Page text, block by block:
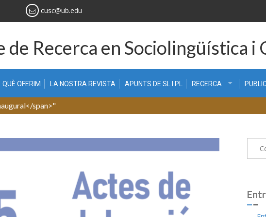
cusc@ub.edu
de Recerca en Sociolingüística i
QUÈ OFERIM LA NOSTRA REVISTA APUNTS DE SL I PL RECERCA
span>"